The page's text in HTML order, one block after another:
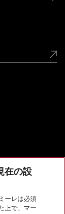
在の設
ーレは必須
上で、マー